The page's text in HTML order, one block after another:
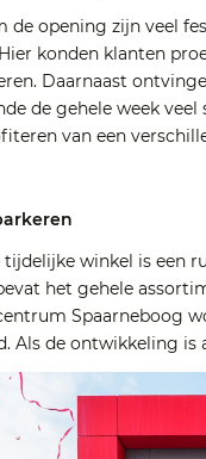
de opening zijn veel
konden klanten
Daarnaast
de gehele week
van een
tijdelijke winkel is een
het gehele
Spaarneboog
Als de ontwikkeling is